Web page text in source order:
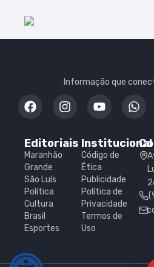
Informação que
Editoriais
Maranhão
Grande
São Luís
Política
Cultura
Brasil
Esportes
Institucional
Código de
Ética
Publicidade
Política de
Privacidade
Termos de
Uso